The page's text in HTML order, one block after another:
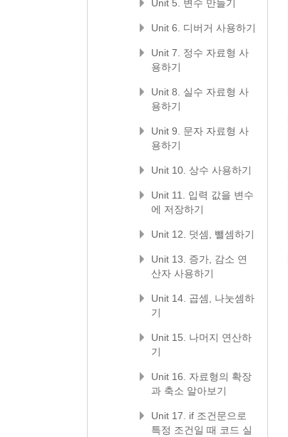
Unit 5. 변수 만들기
Unit 6. 디버거 사용하기
Unit 7. 정수 자료형 사
용하기
Unit 8. 실수 자료형 사
용하기
Unit 9. 문자 자료형 사
용하기
Unit 10. 상수 사용하기
Unit 11. 입력 값을 변수
에 저장하기
Unit 12. 덧셈, 뺄셈하기
Unit 13. 증가, 감소 연
산자 사용하기
Unit 14. 곱셈, 나눗셈하
기
Unit 15. 나머지 연산하
기
Unit 16. 자료형의 확장
과 축소 알아보기
Unit 17. if 조건문으로
특정 조건일 때 코드 실